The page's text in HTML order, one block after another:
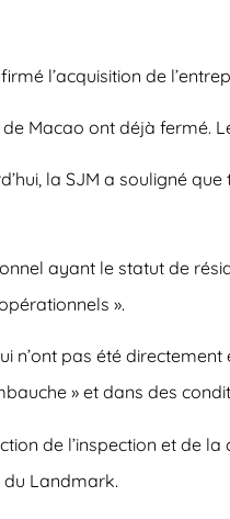
l’acquisition de
de Macao ont déjà
la SJM a souligné
ayant le statut de
».
n’ont pas été
» et dans des
de l’inspection et de
du Landmark.